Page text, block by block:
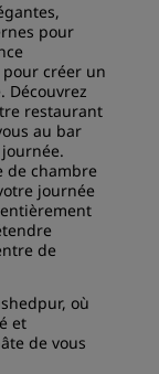
pour
créer un
Découvrez
restaurant
au bar
de chambre
journée
de
où
et
de vous